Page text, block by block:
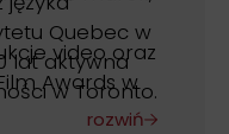
video oraz
Awards w
Quebec w
lat aktywna
w Toronto.
rozwiń